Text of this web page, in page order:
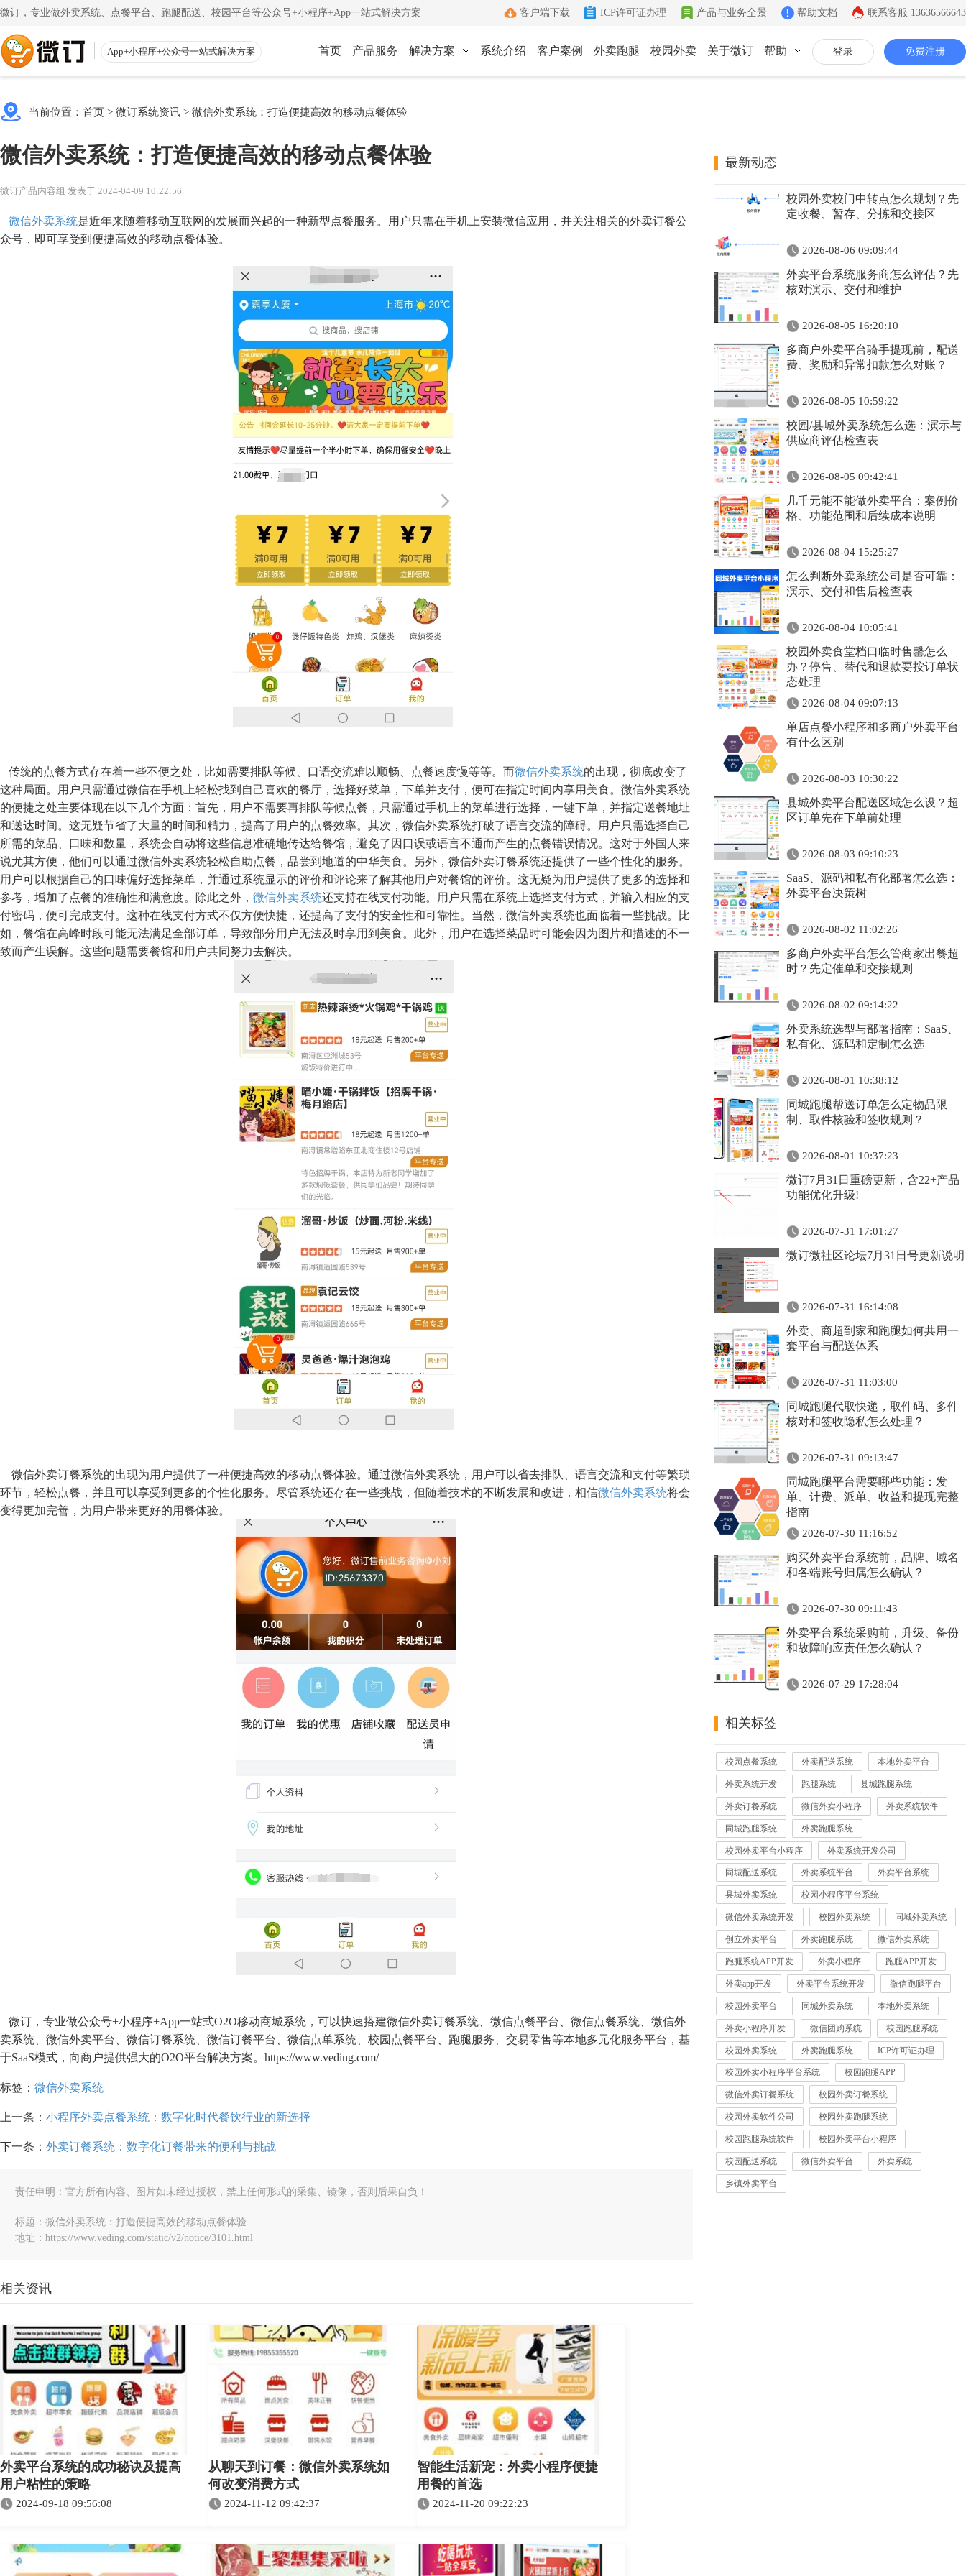
微订，专业做外卖系统、点餐平台、跑腿配送、校园平台等公众号+小程序+App一站式解决方案 联系客服 13636566643
帮助文档
产品与业务全景
ICP许可证办理
客户端下载
App+小程序+公众号一站式解决方案 登录 免费注册
首页 产品服务 解决方案
渠道 公众号 小程序
同城生活信息发布 连接你的客户和粉丝
系统介绍 客户案例 外卖跑腿 校园外卖 关于微订 帮助
使用教程
注册小程序和公众号帐号
初级教程
视频教程
App下载
手机端的管理客户端
粉丝交流沟通工具
致力于移动互联网开发
有影响力的互联网企业
公司资质
证件齐全，安全放心
联系我们
7*12小时在线咨询
当前位置： 首页 > 微订系统资讯 > 微信外卖系统：打造便捷高效的移动点餐体验
微信外卖系统：打造便捷高效的移动点餐体验
微订产品内容组 发表于 2024-04-09 10:22:56
微信外卖系统是近年来随着移动互联网的发展而兴起的一种新型点餐服务。用户只需在手机上安装微信应用，并关注相关的外卖订餐公
众号，即可享受到便捷高效的移动点餐体验。
传统的点餐方式存在着一些不便之处，比如需要排队等候、口语交流难以顺畅、点餐速度慢等等。而微信外卖系统的出现，彻底改变了
这种局面。用户只需通过微信在手机上轻松找到自己喜欢的餐厅，选择好菜单，下单并支付，便可在指定时间内享用美食。微信外卖系统
的便捷之处主要体现在以下几个方面：首先，用户不需要再排队等候点餐，只需通过手机上的菜单进行选择，一键下单，并指定送餐地址
和送达时间。这无疑节省了大量的时间和精力，提高了用户的点餐效率。其次，微信外卖系统打破了语言交流的障碍。用户只需选择自己
所需的菜品、口味和数量，系统会自动将这些信息准确地传达给餐馆，避免了因口误或语言不通而产生的点餐错误情况。这对于外国人来
说尤其方便，他们可以通过微信外卖系统轻松自助点餐，品尝到地道的中华美食。另外，微信外卖订餐系统还提供了一些个性化的服务。
用户可以根据自己的口味偏好选择菜单，并通过系统显示的评价和评论来了解其他用户对餐馆的评价。这无疑为用户提供了更多的选择和
参考，增加了点餐的准确性和满意度。除此之外， 微信外卖系统还支持在线支付功能。用户只需在系统上选择支付方式，并输入相应的支
付密码，便可完成支付。这种在线支付方式不仅方便快捷，还提高了支付的安全性和可靠性。当然，微信外卖系统也面临着一些挑战。比
如，餐馆在高峰时段可能无法满足全部订单，导致部分用户无法及时享用到美食。此外，用户在选择菜品时可能会因为图片和描述的不一
致而产生误解。这些问题需要餐馆和用户共同努力去解决。
微信外卖订餐系统的出现为用户提供了一种便捷高效的移动点餐体验。通过微信外卖系统，用户可以省去排队、语言交流和支付等繁琐
环节，轻松点餐，并且可以享受到更多的个性化服务。尽管系统还存在一些挑战，但随着技术的不断发展和改进，相信微信外卖系统将会
变得更加完善，为用户带来更好的用餐体验。
微订，专业做公众号+小程序+App一站式O2O移动商城系统，可以快速搭建微信外卖订餐系统、微信点餐平台、微信点餐系统、微信外
卖系统、微信外卖平台、微信订餐系统、微信订餐平台、微信点单系统、校园点餐平台、跑腿服务、交易零售等本地多元化服务平台，基
于SaaS模式，向商户提供强大的O2O平台解决方案。https://www.veding.com/
标签： 微信外卖系统
上一条： 小程序外卖点餐系统：数字化时代餐饮行业的新选择
下一条： 外卖订餐系统：数字化订餐带来的便利与挑战
责任申明：官方所有内容、图片如未经过授权，禁止任何形式的采集、镜像，否则后果自负！
标题：微信外卖系统：打造便捷高效的移动点餐体验
地址：https://www.veding.com/static/v2/notice/3101.html
相关资讯
外卖平台系统的成功秘诀及提高
用户粘性的策略
2024-09-18 09:56:08
从聊天到订餐：微信外卖系统如
何改变消费方式
2024-11-12 09:42:37
智能生活新宠：外卖小程序便捷
用餐的首选
2024-11-20 09:22:23
最新动态
校园外卖校门中转点怎么规划？先
定收餐、暂存、分拣和交接区
2026-08-06 09:09:44
外卖平台系统服务商怎么评估？先
核对演示、交付和维护
2026-08-05 16:20:10
多商户外卖平台骑手提现前，配送
费、奖励和异常扣款怎么对账？
2026-08-05 10:59:22
校园/县城外卖系统怎么选：演示与
供应商评估检查表
2026-08-05 09:42:41
几千元能不能做外卖平台：案例价
格、功能范围和后续成本说明
2026-08-04 15:25:27
怎么判断外卖系统公司是否可靠：
演示、交付和售后检查表
2026-08-04 10:05:41
校园外卖食堂档口临时售罄怎么
办？停售、替代和退款要按订单状
态处理
2026-08-04 09:07:13
单店点餐小程序和多商户外卖平台
有什么区别
2026-08-03 10:30:22
县城外卖平台配送区域怎么设？超
区订单先在下单前处理
2026-08-03 09:10:23
SaaS、源码和私有化部署怎么选：
外卖平台决策树
2026-08-02 11:02:26
多商户外卖平台怎么管商家出餐超
时？先定催单和交接规则
2026-08-02 09:14:22
外卖系统选型与部署指南：SaaS、
私有化、源码和定制怎么选
2026-08-01 10:38:12
同城跑腿帮送订单怎么定物品限
制、取件核验和签收规则？
2026-08-01 10:37:23
微订7月31日重磅更新，含22+产品
功能优化升级!
2026-07-31 17:01:27
微订微社区论坛7月31日号更新说明
2026-07-31 16:14:08
外卖、商超到家和跑腿如何共用一
套平台与配送体系
2026-07-31 11:03:00
同城跑腿代取快递，取件码、多件
核对和签收隐私怎么处理？
2026-07-31 09:13:47
同城跑腿平台需要哪些功能：发
单、计费、派单、收益和提现完整
指南
2026-07-30 11:16:52
购买外卖平台系统前，品牌、域名
和各端账号归属怎么确认？
2026-07-30 09:11:43
外卖平台系统采购前，升级、备份
和故障响应责任怎么确认？
2026-07-29 17:28:04
相关标签
校园点餐系统 外卖配送系统 本地外卖平台
外卖系统开发 跑腿系统 县城跑腿系统
外卖订餐系统 微信外卖小程序 外卖系统软件
同城跑腿系统 外卖跑腿系统
校园外卖平台小程序 外卖系统开发公司
同城配送系统 外卖系统平台 外卖平台系统
县城外卖系统 校园小程序平台系统
微信外卖系统开发 校园外卖系统 同城外卖系统
创立外卖平台 外卖跑腿系统 微信外卖系统
跑腿系统APP开发 外卖小程序 跑腿APP开发
外卖app开发 外卖平台系统开发 微信跑腿平台
校园外卖平台 同城外卖系统 本地外卖系统
外卖小程序开发 微信团购系统 校园跑腿系统
校园外卖系统 外卖跑腿系统 ICP许可证办理
校园外卖小程序平台系统 校园跑腿APP
微信外卖订餐系统 校园外卖订餐系统
校园外卖软件公司 校园外卖跑腿系统
校园跑腿系统软件 校园外卖平台小程序
校园配送系统 微信外卖平台 外卖系统
乡镇外卖平台